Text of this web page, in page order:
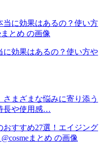
に効果はあるの？使い方や
まざまな悩みに寄り添う
長や使用感…